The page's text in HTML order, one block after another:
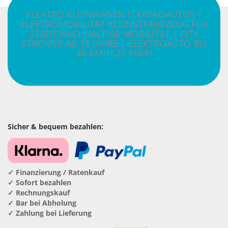
ELEKTRO KLEINWAGEN ELEKTROAUTOS |
ELEKTROMOBILITÄT KLEINSTFAHRZEUG FÜR
STADT NACHHALTIGE MOBILITÄT | CITY
STROMER AB 15 JAHRE | ELEKTROAUTO BIS
45 KM/H 25 KM/H
Sicher & bequem bezahlen:
✓ Finanzierung / Ratenkauf
✓ Sofort bezahlen
✓ Rechnungskauf
✓ Bar bei Abholung
✓ Zahlung bei Lieferung